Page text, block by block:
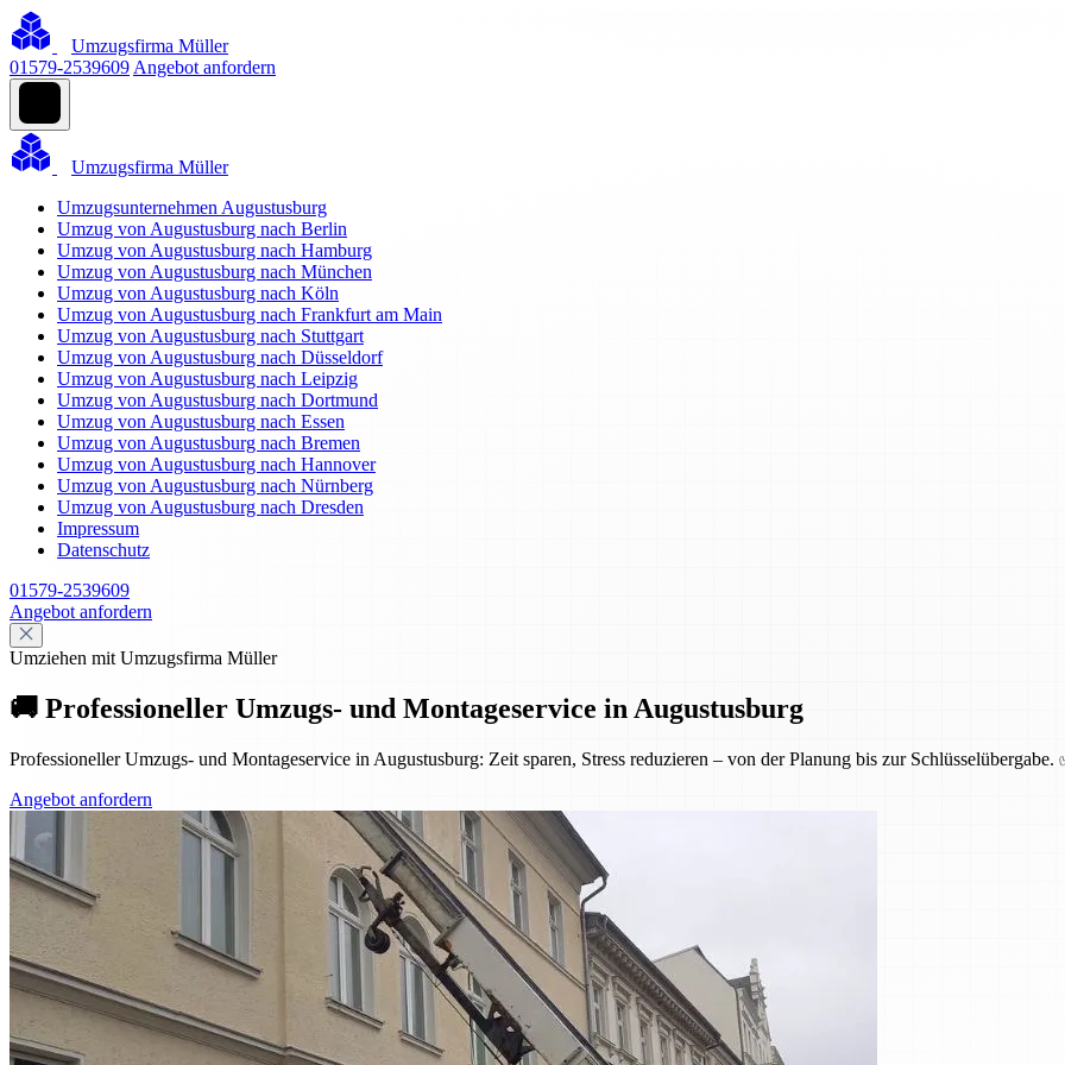
Umzugsfirma Müller
01579-2539609 Angebot anfordern
Umzugsfirma Müller
Umzugsunternehmen Augustusburg
Umzug von Augustusburg nach Berlin
Umzug von Augustusburg nach Hamburg
Umzug von Augustusburg nach München
Umzug von Augustusburg nach Köln
Umzug von Augustusburg nach Frankfurt am Main
Umzug von Augustusburg nach Stuttgart
Umzug von Augustusburg nach Düsseldorf
Umzug von Augustusburg nach Leipzig
Umzug von Augustusburg nach Dortmund
Umzug von Augustusburg nach Essen
Umzug von Augustusburg nach Bremen
Umzug von Augustusburg nach Hannover
Umzug von Augustusburg nach Nürnberg
Umzug von Augustusburg nach Dresden
Impressum
Datenschutz
01579-2539609
Angebot anfordern
Umziehen mit Umzugsfirma Müller
🚚 Professioneller Umzugs- und Montageservice in Augustusburg
Professioneller Umzugs- und Montageservice in Augustusburg: Zeit sparen, Stress reduzieren – von der Planung bis zur Schlüsselübergabe.
Angebot anfordern